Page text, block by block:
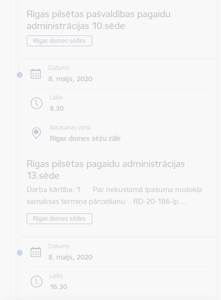
Rīgas pilsētas pašvaldības pagaidu
administrācijas 10.sēde
Rīgas domes sēdes
Datums
8. maijs, 2020
Laiks
8.30
Atrašanās vieta
Rīgas domes sēžu zāle
Rīgas pilsētas pagaidu administrācijas
13.sēde
Darba kārtība: 1. Par nekustamā īpašuma nodokļa
samaksas termiņa pārcelšanu RD-20-186-lp …
Rīgas domes sēdes
Datums
8. maijs, 2020
Laiks
16.30